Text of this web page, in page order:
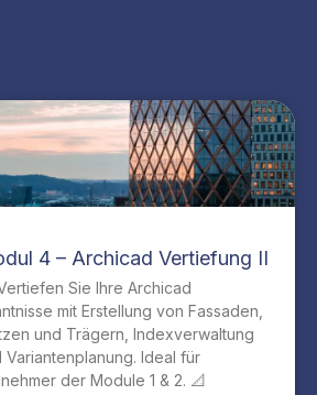
4 – Archicad Vertiefung II
Sie Ihre Archicad
mit Erstellung von Fassaden,
und Trägern, Indexverwaltung
Variantenplanung. Ideal für
der Module 1 & 2. 📐